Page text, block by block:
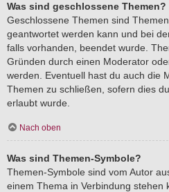
Was sind geschlossene Themen?
Geschlossene Themen sind
geantwortet werden kann und bei
falls vorhanden, beendet wurde.
Gründen durch einen Moderator
werden. Eventuell hast du auch die
Themen zu schließen, sofern dies
erlaubt wurde.
Nach oben
Was sind Themen-Symbole?
Themen-Symbole sind vom Autor
einem Thema in Verbindung stehen